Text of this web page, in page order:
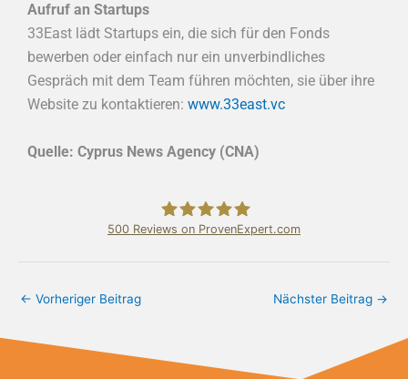
Aufruf an Startups
33East lädt Startups ein, die sich für den Fonds
bewerben oder einfach nur ein unverbindliches
Gespräch mit dem Team führen möchten, sie über ihre
Website zu kontaktieren: www.33east.vc
Quelle: Cyprus News Agency (CNA)
500 Reviews on ProvenExpert.com
← Vorheriger Beitrag Nächster Beitrag →